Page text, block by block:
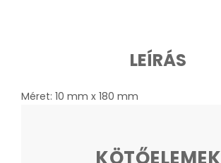
LEÍRÁS
Méret: 10 mm x 180 mm
KÖTŐELEMEK